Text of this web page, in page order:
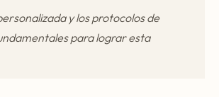
y los protocolos de
para lograr esta